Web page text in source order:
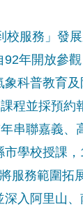
校服務」發
92年開放參
象科普教育
程並採預約
串聯嘉義、
學校授課，
服務範圍拓
深入阿里山